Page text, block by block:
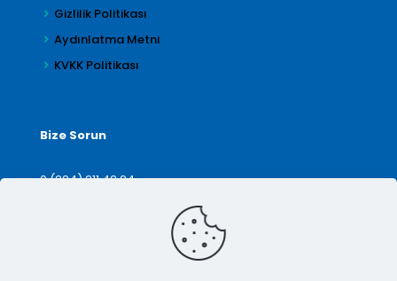
Gizlilik Politikası
Aydınlatma Metni
KVKK Politikası
Bize Sorun
0 (224) 211 42 24